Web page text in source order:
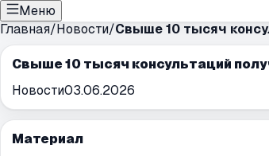
Меню
Главная/Новости/Свыше 10 тысяч
Свыше 10 тысяч консультаций
Новости03.06.2026
Материал